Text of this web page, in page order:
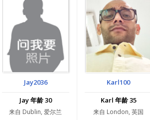
Jay2036
Jay 年龄 30
来自 Dublin, 爱尔兰
Karl100
Karl 年龄 35
来自 London, 英国